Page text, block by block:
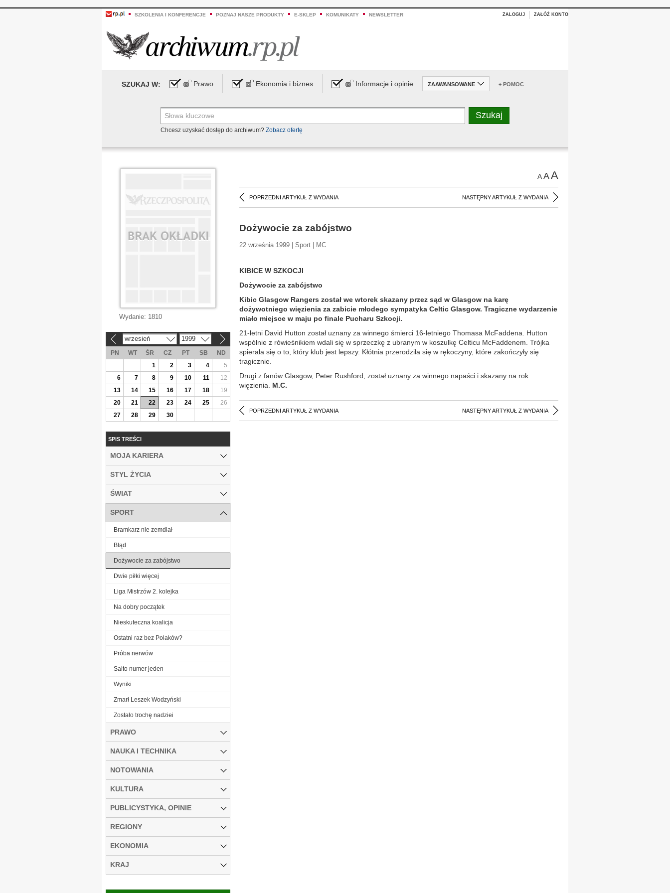
SZKOLENIA I KONFERENCJE POZNAJ NASZE PRODUKTY E-SKLEP KOMUNIKATY NEWSLETTER ZALOGUJ ZAŁÓŻ KONTO
SZUKAJ W: Prawo Ekonomia i biznes Informacje i opinie ZAAWANSOWANE + POMOC
Chcesz uzyskać dostęp do archiwum? Zobacz ofertę
AAA
POPRZEDNI ARTYKUŁ Z WYDANIA NASTĘPNY ARTYKUŁ Z WYDANIA
Dożywocie za zabójstwo
22 września 1999 | Sport | MC
KIBICE W SZKOCJI
Dożywocie za zabójstwo
Kibic Glasgow Rangers został we wtorek skazany przez sąd w Glasgow na karę
dożywotniego więzienia za zabicie młodego sympatyka Celtic Glasgow. Tragiczne wydarzenie
miało miejsce w maju po finale Pucharu Szkocji.
21-letni David Hutton został uznany za winnego śmierci 16-letniego Thomasa McFaddena. Hutton
wspólnie z rówieśnikiem wdali się w sprzeczkę z ubranym w koszulkę Celticu McFaddenem. Trójka
spierała się o to, który klub jest lepszy. Kłótnia przerodziła się w rękoczyny, które zakończyły się
tragicznie.
Drugi z fanów Glasgow, Peter Rushford, został uznany za winnego napaści i skazany na rok
więzienia. M.C.
POPRZEDNI ARTYKUŁ Z WYDANIA NASTĘPNY ARTYKUŁ Z WYDANIA
Wydanie: 1810
wrzesień 1999
PN WT ŚR CZ PT SB
ND
1
2 3 4
5
6
7 8 9 10 11
12
13
14 15 16 17 18
19
20
21 22 23 24 25
26
27
28 29 30
SPIS TREŚCI
MOJA KARIERA
STYL ŻYCIA
ŚWIAT
SPORT
Bramkarz nie zemdlał
Błąd
Dożywocie za zabójstwo
Dwie piłki więcej
Liga Mistrzów 2. kolejka
Na dobry początek
Nieskuteczna koalicja
Ostatni raz bez Polaków?
Próba nerwów
Salto numer jeden
Wyniki
Zmarł Leszek Wodzyński
Zostało trochę nadziei
PRAWO
NAUKA I TECHNIKA
NOTOWANIA
KULTURA
PUBLICYSTYKA, OPINIE
REGIONY
EKONOMIA
KRAJ